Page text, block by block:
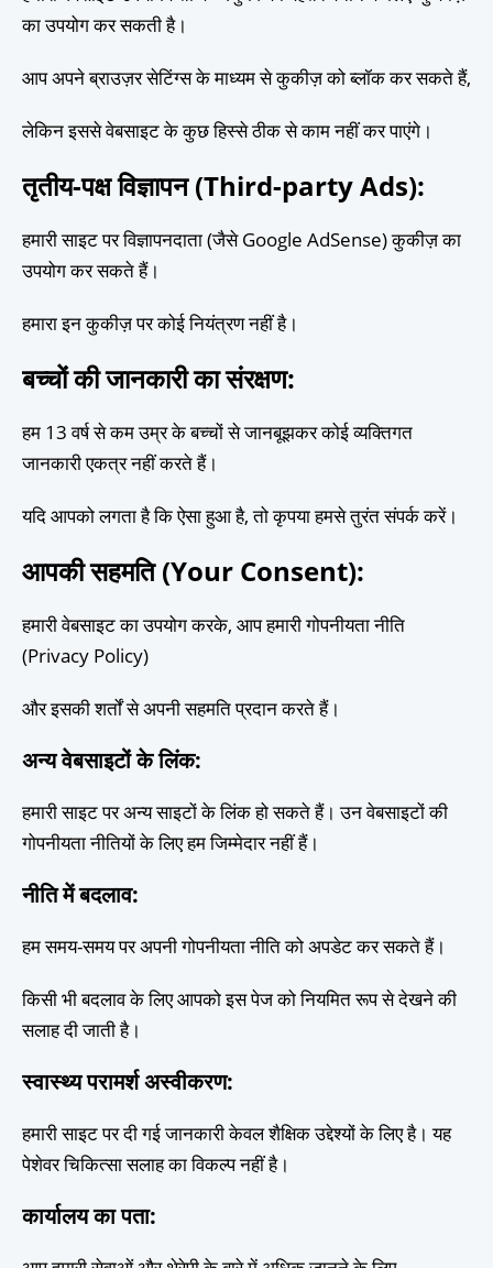
का उपयोग कर सकती है।
आप अपने ब्राउज़र सेटिंग्स के माध्यम से कुकीज़ को ब्लॉक कर सकते हैं,
लेकिन इससे वेबसाइट के कुछ हिस्से ठीक से काम नहीं कर पाएंगे।
तृतीय-पक्ष विज्ञापन (Third-party Ads):
हमारी साइट पर विज्ञापनदाता (जैसे Google AdSense) कुकीज़ का
उपयोग कर सकते हैं।
हमारा इन कुकीज़ पर कोई नियंत्रण नहीं है।
बच्चों की जानकारी का संरक्षण:
हम 13 वर्ष से कम उम्र के बच्चों से जानबूझकर कोई व्यक्तिगत
जानकारी एकत्र नहीं करते हैं।
यदि आपको लगता है कि ऐसा हुआ है, तो कृपया हमसे तुरंत संपर्क करें।
आपकी सहमति (Your Consent):
हमारी वेबसाइट का उपयोग करके, आप हमारी गोपनीयता नीति
(Privacy Policy)
और इसकी शर्तों से अपनी सहमति प्रदान करते हैं।
अन्य वेबसाइटों के लिंक:
हमारी साइट पर अन्य साइटों के लिंक हो सकते हैं। उन वेबसाइटों की
गोपनीयता नीतियों के लिए हम जिम्मेदार नहीं हैं।
नीति में बदलाव:
हम समय-समय पर अपनी गोपनीयता नीति को अपडेट कर सकते हैं।
किसी भी बदलाव के लिए आपको इस पेज को नियमित रूप से देखने की
सलाह दी जाती है।
स्वास्थ्य परामर्श अस्वीकरण:
हमारी साइट पर दी गई जानकारी केवल शैक्षिक उद्देश्यों के लिए है। यह
पेशेवर चिकित्सा सलाह का विकल्प नहीं है।
कार्यालय का पता: